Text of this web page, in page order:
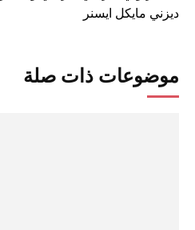
ديزني مايكل ايسنر
موضوعات ذات صلة